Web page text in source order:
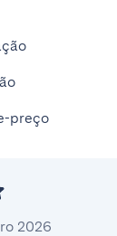
preço
2026